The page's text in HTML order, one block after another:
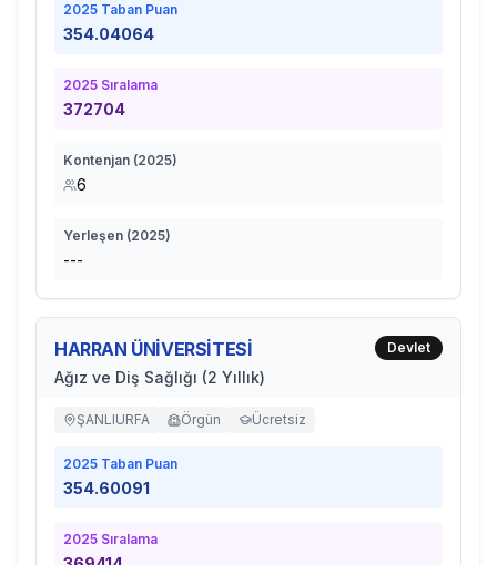
2025 Taban Puan
354.04064
2025 Sıralama
372704
Kontenjan (2025)
6
Yerleşen (2025)
---
HARRAN ÜNİVERSİTESİ
Ağız ve Diş Sağlığı (2 Yıllık)
Devlet
ŞANLIURFA Örgün Ücretsiz
2025 Taban Puan
354.60091
2025 Sıralama